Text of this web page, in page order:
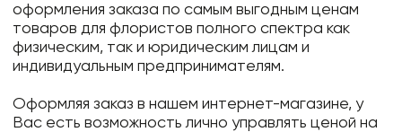
оформления заказа по самым выгодным ценам
товаров для флористов полного спектра как
физическим, так и юридическим лицам и
индивидуальным предпринимателям.
Оформляя заказ в нашем интернет-магазине, у
Вас есть возможность лично управлять ценой на